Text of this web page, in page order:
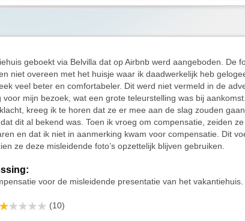
geboekt via Belvilla dat op Airbnb werd aangeboden. De
niet overeen met het huisje waar ik daadwerkelijk heb
veel beter en comfortabeler. Dit werd niet vermeld in de
voor mijn bezoek, wat een grote teleurstelling was bij
kreeg ik te horen dat ze er mee aan de slag zouden
dit al bekend was. Toen ik vroeg om compensatie, zeiden
en dat ik niet in aanmerking kwam voor compensatie. Dit
ze deze misleidende foto’s opzettelijk blijven gebruiken.
voor de misleidende presentatie van het vakantiehuis.
(10)